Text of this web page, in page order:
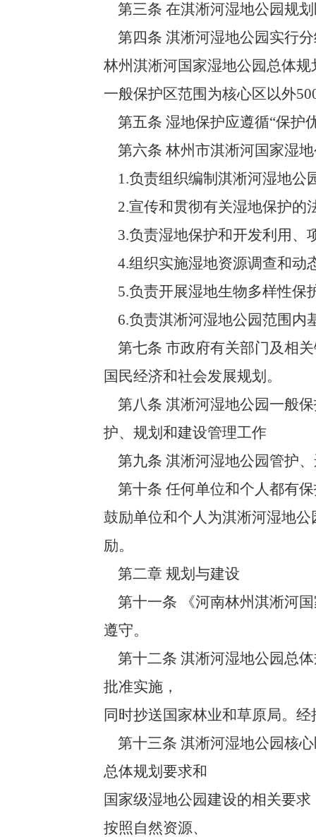
第三条 在淇淅河湿地公园规
第四条 淇淅河湿地公园实行
林州淇淅河国家湿地公园总体
一般保护区范围为核心区以外
第五条 湿地保护应遵循“保护
第六条 林州市淇淅河国家湿
1.负责组织编制淇淅河湿地公
2.宣传和贯彻有关湿地保护的
3.负责湿地保护和开发利用、
4.组织实施湿地资源调查和动
5.负责开展湿地生物多样性保
6.负责淇淅河湿地公园范围内
第七条 市政府有关部门及相
国民经济和社会发展规划。
第八条 淇淅河湿地公园一般
护、规划和建设管理工作
第九条 淇淅河湿地公园管护
第十条 任何单位和个人都有
鼓励单位和个人为淇淅河湿地
励。
第二章 规划与建设
第十一条 《河南林州淇淅河
遵守。
第十二条 淇淅河湿地公园总
批准实施，
同时抄送国家林业和草原局。
第十三条 淇淅河湿地公园核
总体规划要求和
国家级湿地公园建设的相关要
按照自然资源、